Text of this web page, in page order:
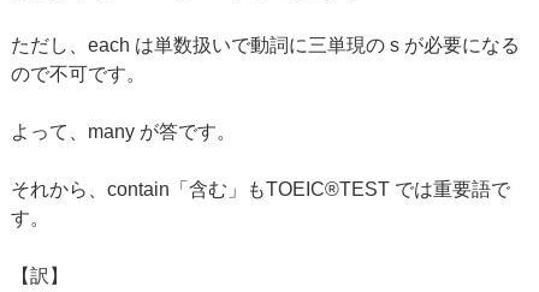
ただし、each は単数扱いで動詞に三単現の s が必要になる
ので不可です。
よって、many が答です。
それから、contain「含む」もTOEIC®TEST では重要語で
す。
【訳】